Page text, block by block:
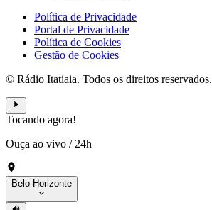
Política de Privacidade
Portal de Privacidade
Política de Cookies
Gestão de Cookies
© Rádio Itatiaia. Todos os direitos reservados.
Tocando agora!
Ouça ao vivo / 24h
Belo Horizonte